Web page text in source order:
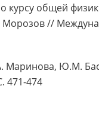
курсу общей
Морозов //
Маринова, Ю.М.
471-474